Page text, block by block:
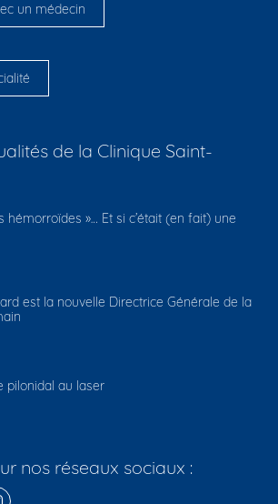
un médecin
de la Clinique Saint-
»… Et si c’était (en fait) une
est la nouvelle Directrice Générale de la
pilonidal au laser
nos réseaux sociaux :